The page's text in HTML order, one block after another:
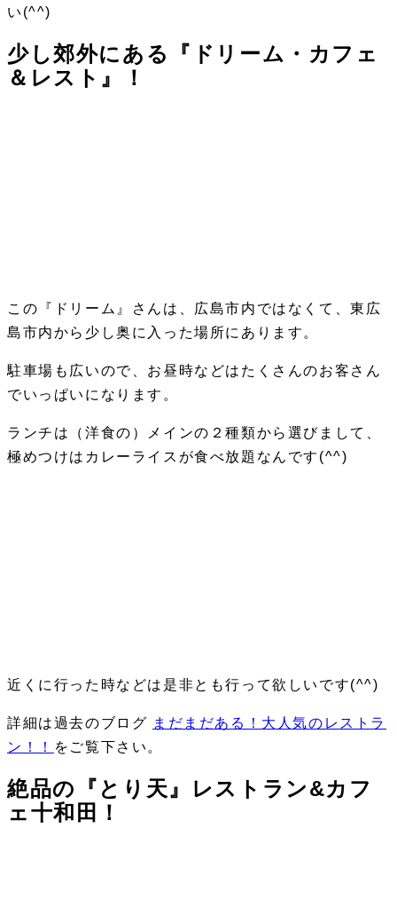
い(^^)
少し郊外にある『ドリーム・カフェ
＆レスト』！
この『ドリーム』さんは、広島市内ではなくて、東広
島市内から少し奥に入った場所にあります。
駐車場も広いので、お昼時などはたくさんのお客さん
でいっぱいになります。
ランチは（洋食の）メインの２種類から選びまして、
極めつけはカレーライスが食べ放題なんです(^^)
近くに行った時などは是非とも行って欲しいです(^^)
詳細は過去のブログ まだまだある！大人気のレストラ
ン！！
をご覧下さい。
絶品の『とり天』レストラン&カフ
ェ十和田！